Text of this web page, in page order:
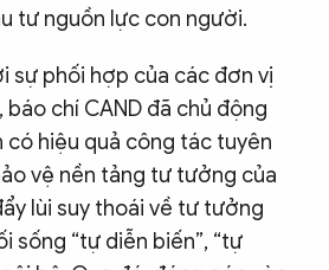
tư nguồn lực con người.
sự phối hợp của các đơn vị
báo chí CAND đã chủ động
có hiệu quả công tác tuyên
vệ nền tảng tư tưởng của
lùi suy thoái về tư tưởng
sống “tự diễn biến”, “tự